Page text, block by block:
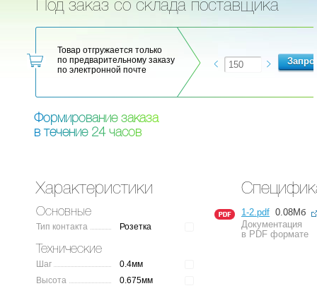
Под заказ со склада поставщика
Товар отгружается только
по предварительному заказу
по электронной почте
Формирование заказа
в течение 24 часов
Характеристики
Основные
Тип контакта Розетка
Технические
Шаг
0.4мм
Высота
0.675мм
1-2.pdf 0.08Мб
Документация
в PDF формате